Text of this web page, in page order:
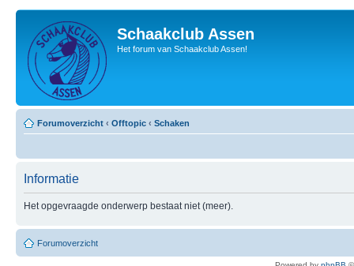
Schaakclub Assen
Het forum van Schaakclub Assen!
Forumoverzicht ‹ Offtopic ‹ Schaken
Informatie
Het opgevraagde onderwerp bestaat niet (meer).
Forumoverzicht